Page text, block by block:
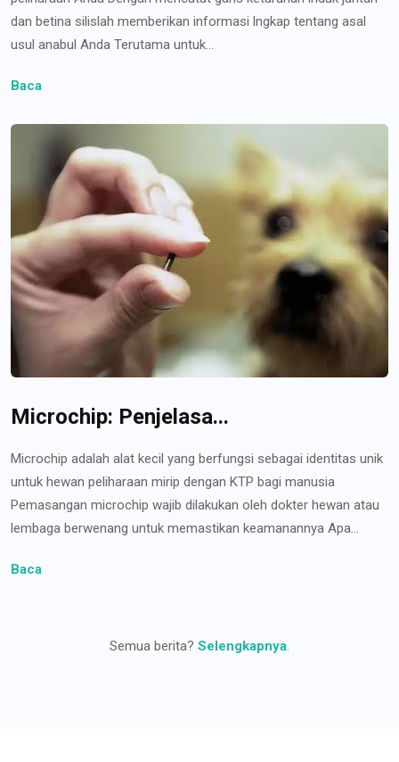
dan betina silislah memberikan informasi lngkap tentang asal
usul anabul Anda Terutama untuk...
Baca
Microchip: Penjelasa...
Microchip adalah alat kecil yang berfungsi sebagai identitas unik
untuk hewan peliharaan mirip dengan KTP bagi manusia
Pemasangan microchip wajib dilakukan oleh dokter hewan atau
lembaga berwenang untuk memastikan keamanannya Apa...
Baca
Semua berita? Selengkapnya